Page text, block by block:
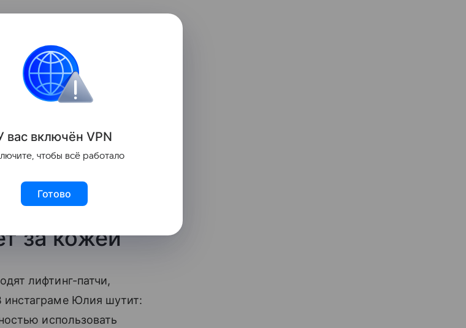
за кожей
лифтинг-патчи,
Юлия шутит:
использовать
вас включён VPN
чтобы всё работало
Готово